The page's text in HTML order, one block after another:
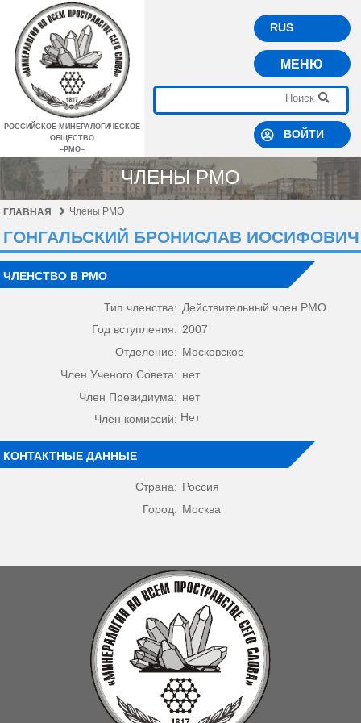
РОССИЙСКОЕ МИНЕРАЛОГИЧЕСКОЕ
ОБЩЕСТВО
–РМО–
RUS
МЕНЮ
ВОЙТИ
ЧЛЕНЫ РМО
ГЛАВНАЯ Члены РМО
ГОНГАЛЬСКИЙ БРОНИСЛАВ ИОСИФОВИЧ
ЧЛЕНСТВО В РМО
Тип членства: Действительный член РМО
Год вступления: 2007
Отделение: Московское
Член Ученого Совета: нет
Член Президиума: нет
Член комиссий: Нет
КОНТАКТНЫЕ ДАННЫЕ
Страна: Россия
Город: Москва